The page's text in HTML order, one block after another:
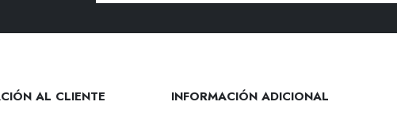
AL CLIENTE INFORMACIÓN ADICIONAL